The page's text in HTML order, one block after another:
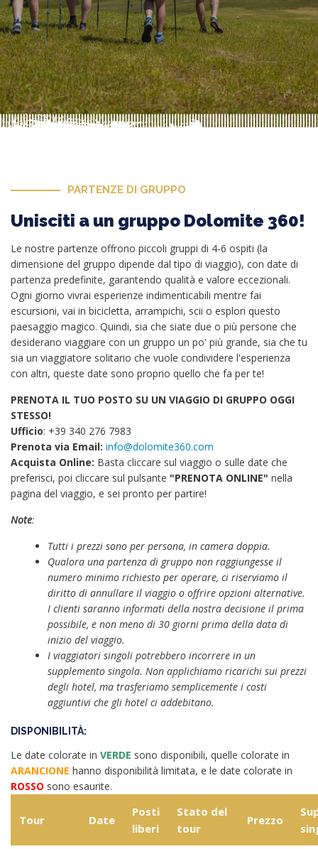
PARTENZE DI GRUPPO
Unisciti a un gruppo Dolomite 360!
Le nostre partenze offrono piccoli gruppi di 4-6 ospiti (la
dimensione del gruppo dipende dal tipo di viaggio), con date di
partenza predefinite, garantendo qualità e valore eccezionali.
Ogni giorno vivrai esperienze indimenticabili mentre fai
escursioni, vai in bicicletta, arrampichi, scii o esplori questo
paesaggio magico. Quindi, sia che siate due o più persone che
desiderano viaggiare con un gruppo un po' più grande, sia che tu
sia un viaggiatore solitario che vuole condividere l'esperienza
con altri, queste date sono proprio quello che fa per te!
PRENOTA IL TUO POSTO SU UN VIAGGIO DI GRUPPO OGGI
STESSO!
Ufficio: +39 340 276 7983
Prenota via Email: info@dolomite360.com
Acquista Online: Basta cliccare sul viaggio o sulle date che
preferisci, poi cliccare sul pulsante "PRENOTA ONLINE" nella
pagina del viaggio, e sei pronto per partire!
Note:
Tutti i prezzi sono per persona, in camera doppia.
Qualora una partenza di gruppo non raggiungesse il
numero minimo richiesto per operare, ci riserviamo il
diritto di annullare il viaggio o offrire opzioni alternative.
I clienti saranno informati della nostra decisione il prima
possibile, e non meno di 30 giorni prima della data di
inizio del viaggio.
I viaggiatori singoli potrebbero incorrere in un
supplemento singola. Non applichiamo ricarichi sui prezzi
degli hotel, ma trasferiamo semplicemente i costi
aggiuntivi che gli hotel ci addebitano.
DISPONIBILITÀ:
Le date colorate in VERDE sono disponibili, quelle colorate in
ARANCIONE hanno disponibilità limitata, e le date colorate in
ROSSO sono esaurite.
Tour Date
Posti
liberi
Stato del
tour
Prezzo